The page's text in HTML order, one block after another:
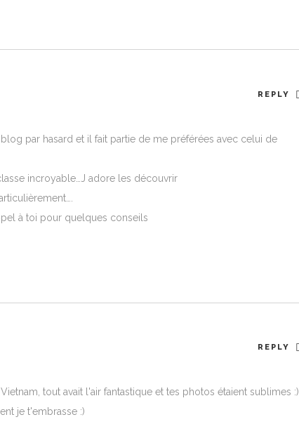
REPLY
par hasard et il fait partie de me préférées avec celui de
incroyable…J adore les découvrir
à toi pour quelques conseils
REPLY
tout avait l'air fantastique et tes photos étaient sublimes :)
je t'embrasse :)